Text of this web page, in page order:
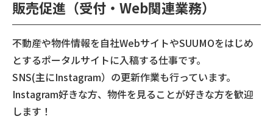
販売促進（受付・Web関連業務）
不動産や物件情報を自社WebサイトやSUUMOをはじめ
とするポータルサイトに入稿する仕事です。
SNS(主にInstagram）の更新作業も行っています。
Instagram好きな方、物件を見ることが好きな方を歓迎
します！